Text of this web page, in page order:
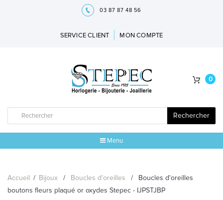
03 87 87 48 56
SERVICE CLIENT MON COMPTE
Rechercher
0
Menu
MARQUES
Accueil / Bijoux / Boucles d'oreilles /
Boucles d'oreilles
boutons fleurs plaqué or oxydes Stepec - IJPSTJBP